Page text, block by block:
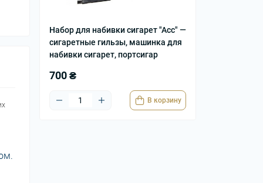
Набор для набивки сигарет "Асс" —
сигаретные гильзы, машинка для
набивки сигарет, портсигар
700 ₴
В корзину